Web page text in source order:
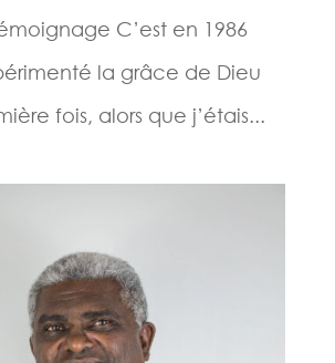
C’est en 1986
la grâce de Dieu
fois, alors que j’étais...